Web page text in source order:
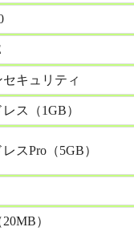
キュリティ
ス（1GB）
スPro（5GB）
）